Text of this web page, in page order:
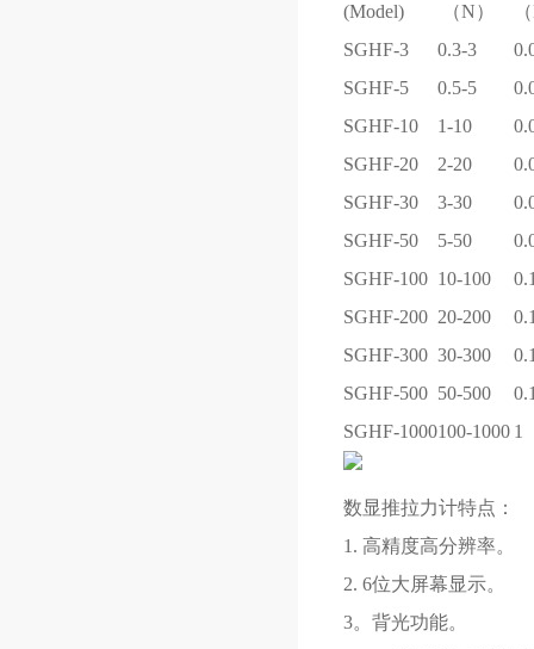
(Model)
（N）
SGHF-3
0.3-3
SGHF-5
0.5-5
SGHF-10
1-10
SGHF-20
2-20
SGHF-30
3-30
SGHF-50
5-50
SGHF-100 10-100
SGHF-200 20-200
SGHF-300 30-300
SGHF-500 50-500
SGHF-1000100-1000 1
数显推拉力计特点：
1. 高精度高分辨率。
2. 6位大屏幕显示。
3。背光功能。